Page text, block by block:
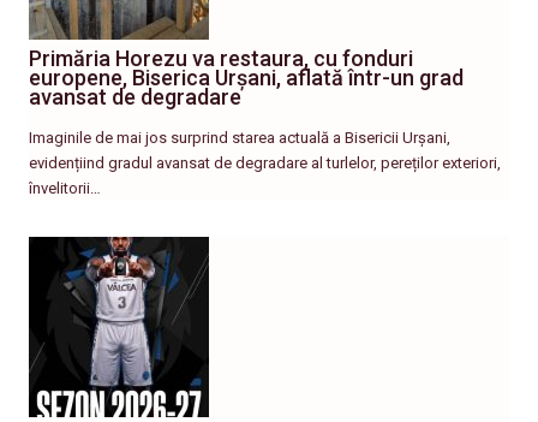
Primăria Horezu va restaura, cu fonduri
europene, Biserica Urșani, aflată într-un grad
avansat de degradare
Imaginile de mai jos surprind starea actuală a Bisericii Urșani,
evidențiind gradul avansat de degradare al turlelor, pereților exteriori,
învelitorii…